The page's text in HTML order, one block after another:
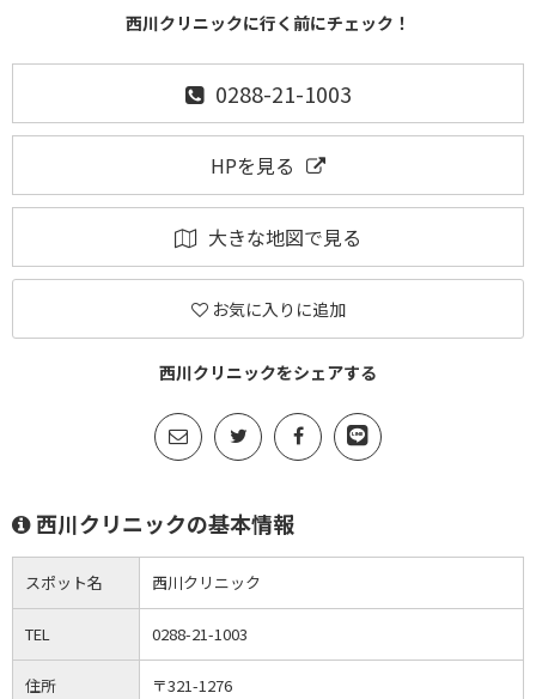
西川クリニックに行く前にチェック！
0288-21-1003
HPを見る
大きな地図で見る
お気に入りに追加
西川クリニックをシェアする
西川クリニックの基本情報
スポット名 西川クリニック
TEL 0288-21-1003
住所
〒321-1276